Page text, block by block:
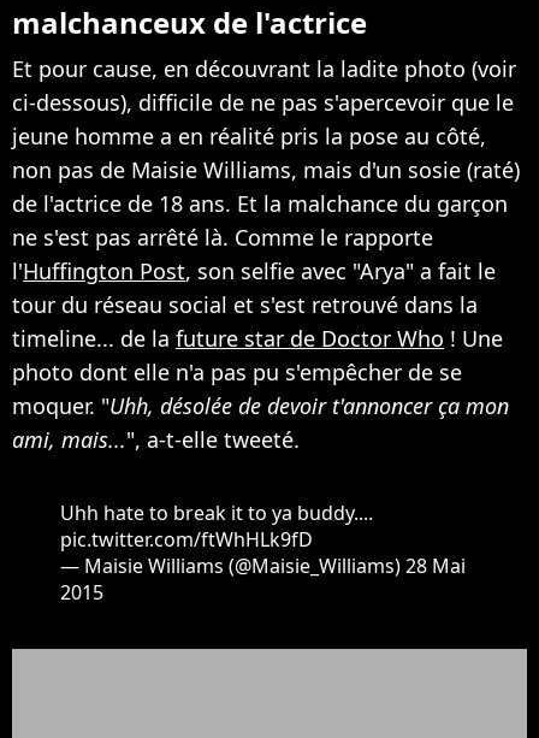
malchanceux de l'actrice
Et pour cause, en découvrant la ladite photo (voir
ci-dessous), difficile de ne pas s'apercevoir que le
jeune homme a en réalité pris la pose au côté,
non pas de Maisie Williams, mais d'un sosie (raté)
de l'actrice de 18 ans. Et la malchance du garçon
ne s'est pas arrêté là. Comme le rapporte
l'Huffington Post, son selfie avec "Arya" a fait le
tour du réseau social et s'est retrouvé dans la
timeline... de la future star de Doctor Who ! Une
photo dont elle n'a pas pu s'empêcher de se
moquer. "Uhh, désolée de devoir t'annoncer ça mon
ami, mais...", a-t-elle tweeté.
Uhh hate to break it to ya buddy....
pic.twitter.com/ftWhHLk9fD
— Maisie Williams (@Maisie_Williams)28 Mai
2015